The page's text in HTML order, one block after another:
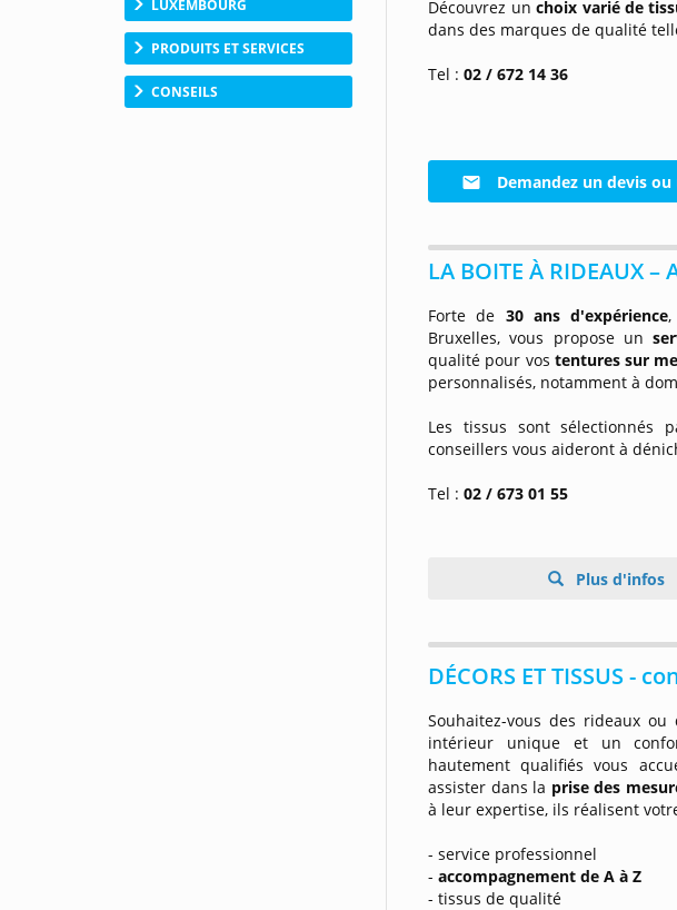
LUXEMBOURG
PRODUITS ET SERVICES
CONSEILS
Découvrez unchoix varié de
dans des marques de qualité
Tel :02 / 672 14 36
Demandez un devis ou
LA BOITE À RIDEAUX
Forte de 30 ans d'expérience,
Bruxelles, vous propose un
qualité pour vos tentures sur
personnalisés, notamment à
Les tissus sont sélectionnés
conseillers vous aideront à
Tel :02 / 673 01 55
Plus d'infos
DÉCORS ET TISSUS -
Souhaitez-vous des rideaux
intérieur unique et un
hautement qualifiés vous
assister dans la prise des
à leur expertise, ils réalisent
- service professionnel
-accompagnement de A à Z
- tissus de qualité